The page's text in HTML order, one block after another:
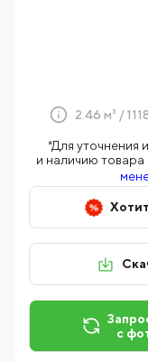
2.46 м³ /
*Для уточнения
и наличию
с